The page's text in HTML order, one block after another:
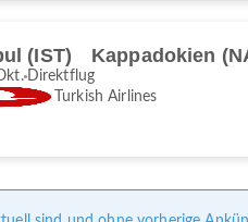
(IST) Kappadokien
Direktflug
Turkish Airlines